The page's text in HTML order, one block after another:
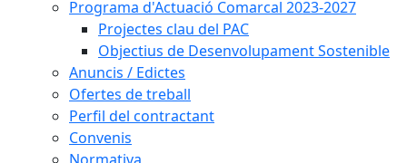
Programa d'Actuació Comarcal 2023-2027
Projectes clau del PAC
Objectius de Desenvolupament Sostenible
Anuncis / Edictes
Ofertes de treball
Perfil del contractant
Convenis